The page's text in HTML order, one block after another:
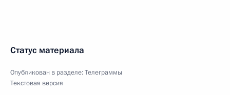
Статус материала
Опубликован в разделе:Телеграммы
Текстовая версия